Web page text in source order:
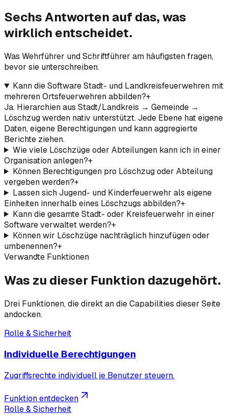
Sechs Antworten auf das, was
wirklich entscheidet.
Was Wehrführer und Schriftführer am häufigsten fragen,
bevor sie unterschreiben.
Kann die Software Stadt- und Landkreisfeuerwehren mit
mehreren Ortsfeuerwehren abbilden?+
Ja. Hierarchien aus Stadt/Landkreis → Gemeinde →
Löschzug werden nativ unterstützt. Jede Ebene hat eigene
Daten, eigene Berechtigungen und kann aggregierte
Berichte ziehen.
Wie viele Löschzüge oder Abteilungen kann ich in einer
Organisation anlegen?+
Können Berechtigungen pro Löschzug oder Abteilung
vergeben werden?+
Lassen sich Jugend- und Kinderfeuerwehr als eigene
Einheiten innerhalb eines Löschzugs abbilden?+
Kann die gesamte Stadt- oder Kreisfeuerwehr in einer
Software verwaltet werden?+
Können wir Löschzüge nachträglich hinzufügen oder
umbenennen?+
Verwandte Funktionen
Was zu dieser Funktion dazugehört.
Drei Funktionen, die direkt an die Capabilities dieser Seite
andocken.
Rolle & Sicherheit
Individuelle Berechtigungen
Zugriffsrechte individuell je Benutzer steuern.
Funktion entdecken
Rolle & Sicherheit